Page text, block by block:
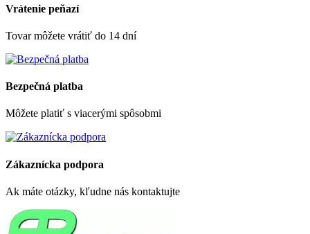
Vrátenie peňazí
Tovar môžete vrátiť do 14 dní
Bezpečná platba
Môžete platiť s viacerými spôsobmi
Zákaznícka podpora
Ak máte otázky, kľudne nás kontaktujte